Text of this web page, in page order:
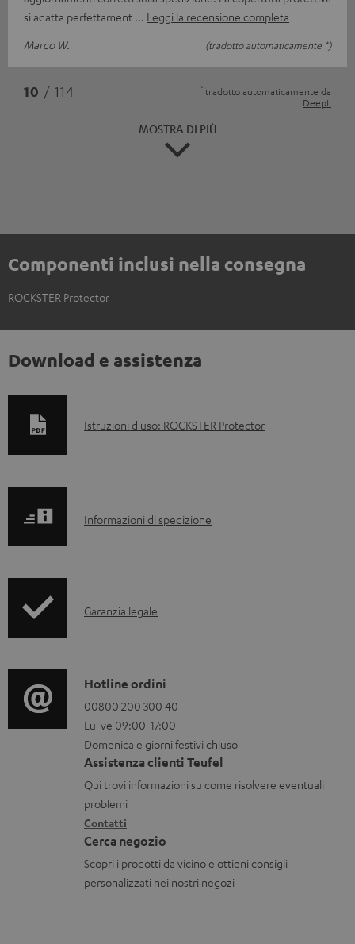
si adatta perfettament
Leggi la recensione completa
Marco W.
(tradotto automaticamente *)
10 / 114 * tradotto automaticamente da
DeepL
MOSTRA DI PIÙ
Componenti inclusi nella consegna
ROCKSTER Protector
Download e assistenza
D
m
i
a
r
i
c
a
b
i
l
i
Istruzioni d'uso: ROCKSTER Protector
I
r
z
i
o
n
i
d
i
s
p
Informazioni di spedizione
I
o
r
m
a
z
i
o
n
i
Garanzia legale
C
o
n
t
a
t
t
i
Hotline ordini
00800 200 300 40
Lu-ve 09:00-17:00
Domenica e giorni festivi chiuso
Assistenza clienti Teufel
Qui trovi informazioni su come risolvere eventuali
problemi
Contatti
Cerca negozio
Scopri i prodotti da vicino e ottieni consigli
personalizzati nei nostri negozi